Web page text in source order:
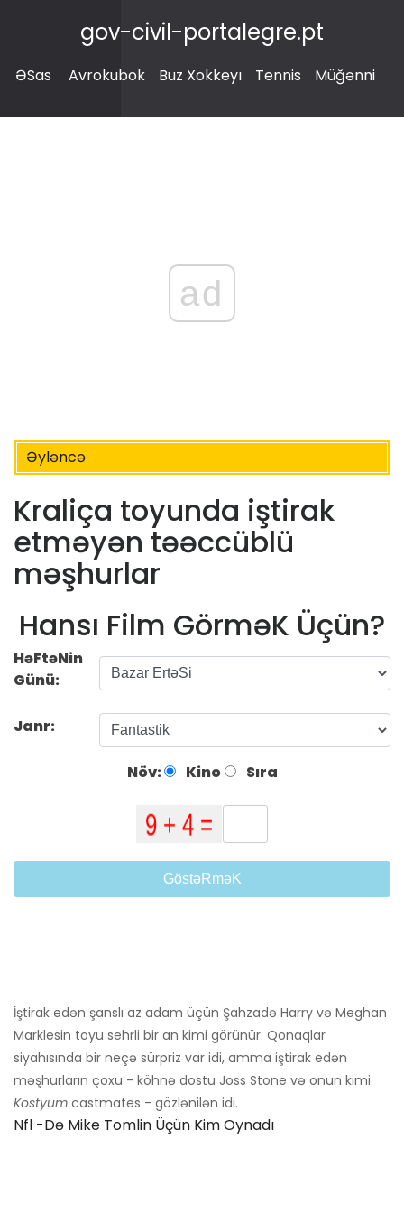
gov-civil-portalegre.pt
ƏSas Avrokubok Buz Xokkeyı Tennis Müğənni
ad
Əyləncə
Kraliça toyunda iştirak
etməyən təəccüblü
məşhurlar
Hansı Film GörməK Üçün?
HəFtəNin
Günü:
Janr:
Növ: Kino Sıra
GöstəRməK
İştirak edən şanslı az adam üçün Şahzadə Harry və Meghan
Marklesin toyu sehrli bir an kimi görünür. Qonaqlar
siyahısında bir neçə sürpriz var idi, amma iştirak edən
məşhurların çoxu - köhnə dostu Joss Stone və onun kimi
Kostyum castmates - gözlənilən idi.
Nfl -də Mike Tomlin Üçün Kim Oynadı